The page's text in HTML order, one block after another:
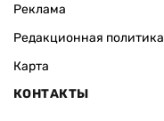
Реклама
Редакционная политика
Карта
КОНТАКТЫ